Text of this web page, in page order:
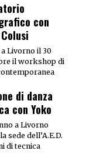
con
Livorno il 30
il workshop di
di danza
con Yoko
a Livorno
sede dell’A.E.D.
di tecnica